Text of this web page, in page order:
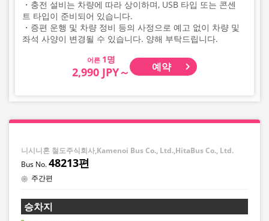
・충전 설비는 차량에 따라 상이하며, USB 타입 또는 콘센
트 타입이 준비되어 있습니다.
・증편 운행 및 차량 정비 등의 사정으로 예고 없이 차량 및
좌석 사양이 변경될 수 있습니다. 양해 부탁드립니다.
어른
2,990 JPY～ 예약
니시니혼 철도주식회사,Kamenoi Bus Co., Ltd.,HitaBus Co., Ltd.
48213편
주간편
승차지